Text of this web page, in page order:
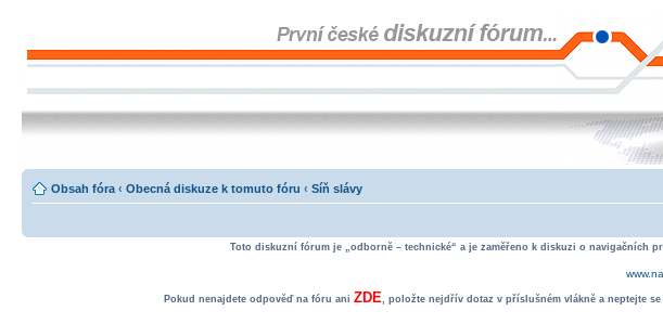
Obsah fóra ‹ Obecná diskuze k tomuto fóru ‹ Síň slávy
Toto diskuzní fórum je „odborně – technické“ a je zaměřeno k diskuzi o navigačních
Pokud nenajdete odpověď na fóru ani ZDE, položte nejdřív dotaz v příslušném vlákně a neptejte